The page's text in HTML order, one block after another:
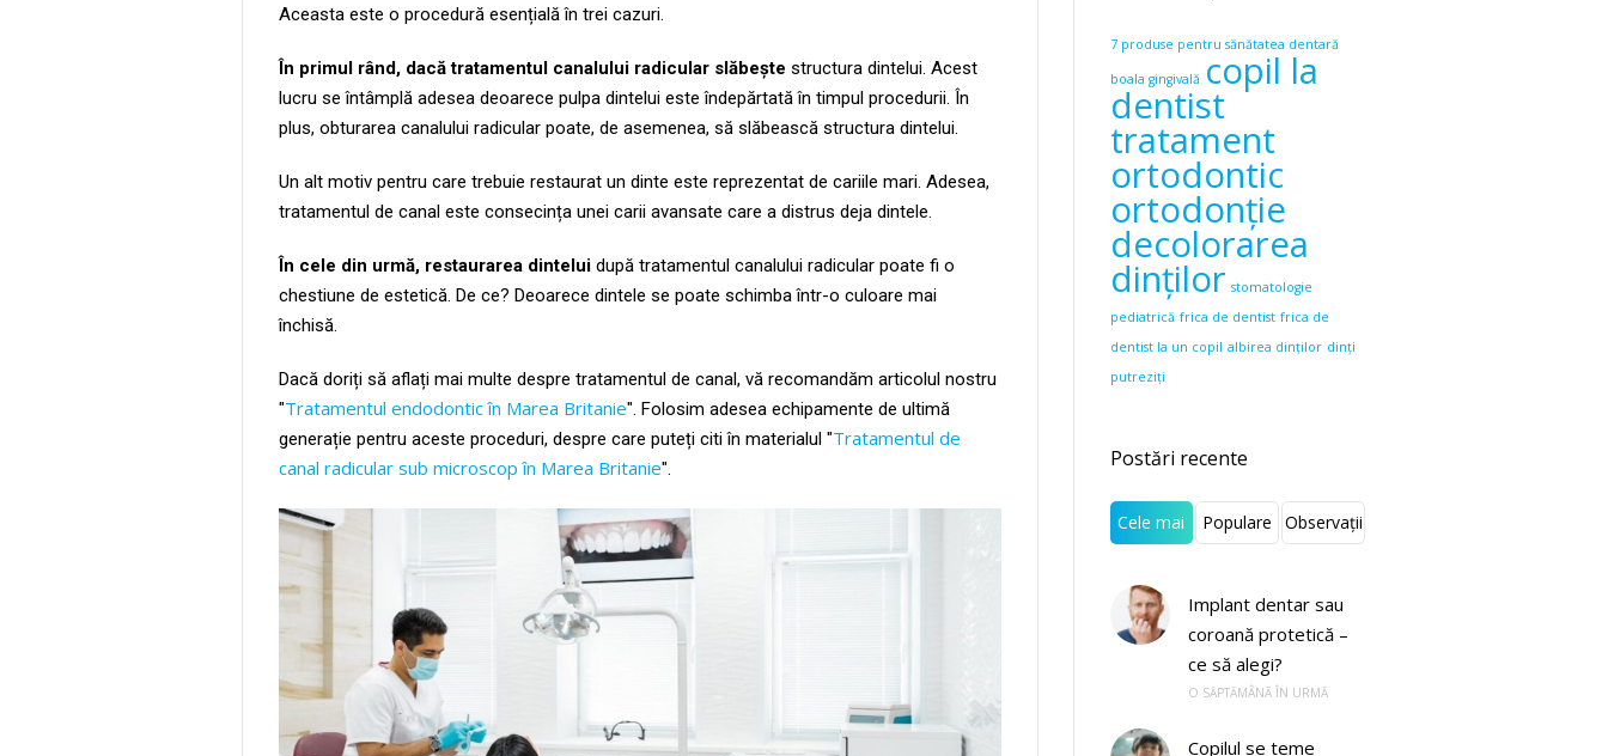
Aceasta este o procedură esențială în trei cazuri.
În primul rând, dacă tratamentul canalului radicular slăbește structura dintelui. Acest
lucru se întâmplă adesea deoarece pulpa dintelui este îndepărtată în timpul procedurii. În
plus, obturarea canalului radicular poate, de asemenea, să slăbească structura dintelui.
Un alt motiv pentru care trebuie restaurat un dinte este reprezentat de cariile mari. Adesea,
tratamentul de canal este consecința unei carii avansate care a distrus deja dintele.
În cele din urmă, restaurarea dintelui după tratamentul canalului radicular poate fi o
chestiune de estetică. De ce? Deoarece dintele se poate schimba într-o culoare mai
închisă.
Dacă doriți să aflați mai multe despre tratamentul de canal, vă recomandăm articolul nostru
"Tratamentul endodontic în Marea Britanie". Folosim adesea echipamente de ultimă
generație pentru aceste proceduri, despre care puteți citi în materialul "Tratamentul de
canal radicular sub microscop în Marea Britanie".
7 produse pentru sănătatea dentară
boala gingivală copil la
dentist
tratament
ortodontic
ortodonție
decolorarea
dinților stomatologie
pediatrică frica de dentist frica de
dentist la un copil albirea dinților dinți
putreziți
Postări recente
Cele mai
Populare Observații
Implant dentar sau
coroană protetică –
ce să alegi?
O SĂPTĂMÂNĂ ÎN URMĂ
Copilul se teme